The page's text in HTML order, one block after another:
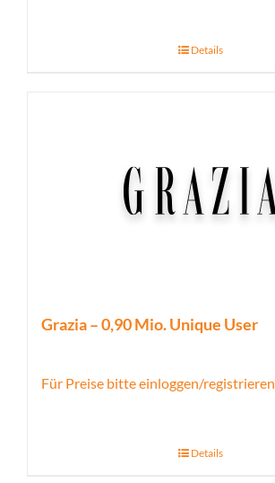
Details
Grazia – 0,90 Mio. Unique User
Für Preise bitte einloggen/registrieren
Details